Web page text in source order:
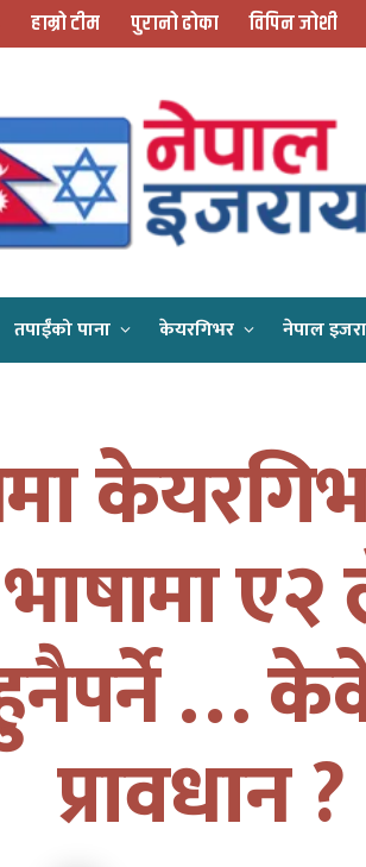
हाम्रो टीम पुरानो ढोका विपिन जोशी
तपाईँको पाना केयरगिभर नेपाल
…
प्रावधान ?